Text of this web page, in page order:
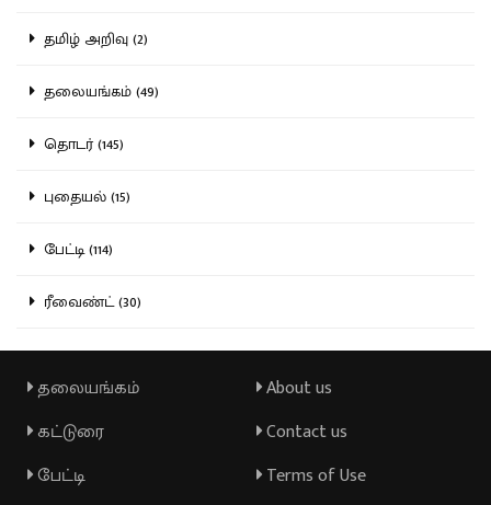
தமிழ் அறிவு (2)
தலையங்கம் (49)
தொடர் (145)
புதையல் (15)
பேட்டி (114)
ரீவைண்ட் (30)
தலையங்கம்
கட்டுரை
பேட்டி
About us
Contact us
Terms of Use